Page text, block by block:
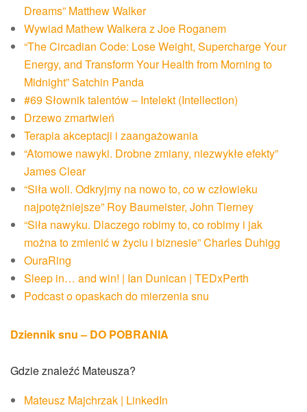
Dreams” Matthew Walker
Wywiad Mathew Walkera z Joe Roganem
“The Circadian Code: Lose Weight, Supercharge Your
Energy, and Transform Your Health from Morning to
Midnight” Satchin Panda
#69 Słownik talentów – Intelekt (Intellection)
Drzewo zmartwień
Terapia akceptacji i zaangażowania
“Atomowe nawyki. Drobne zmiany, niezwykłe efekty”
James Clear
“Siła woli. Odkryjmy na nowo to, co w człowieku
najpotężniejsze” Roy Baumeister, John Tierney
“Siła nawyku. Dlaczego robimy to, co robimy i jak
można to zmienić w życiu i biznesie” Charles Duhigg
OuraRing
Sleep in… and win! | Ian Dunican | TEDxPerth
Podcast o opaskach do mierzenia snu
Dziennik snu – DO POBRANIA
Gdzie znaleźć Mateusza?
Mateusz Majchrzak | LinkedIn